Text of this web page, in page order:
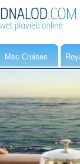
Msc Cruises